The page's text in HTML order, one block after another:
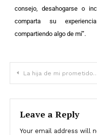
consejo, desahogarse o
comparta su
compartiendo algo de mí”.
La hija de mi prometido usó un gorro de punto muy raro en nuestra boda, y lloré cuando se lo quitó.
Leave a Reply
Your email address will